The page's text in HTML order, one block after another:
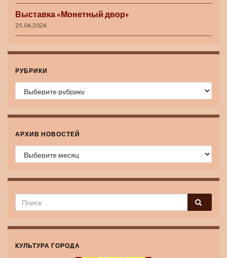
Выставка «Монетный двор»
25.06.2026
РУБРИКИ
Рубрики
АРХИВ НОВОСТЕЙ
Архив новостей
КУЛЬТУРА ГОРОДА